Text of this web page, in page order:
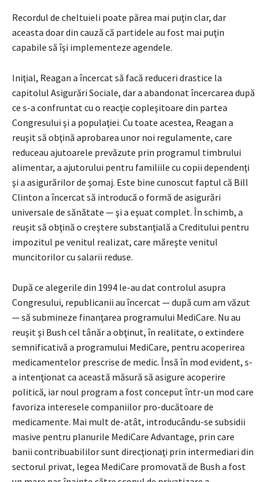
Recordul de cheltuieli poate părea mai puţin clar, dar
aceasta doar din cauză că partidele au fost mai puţin
capabile să îşi implementeze agendele.
Iniţial, Reagan a încercat să facă reduceri drastice la
capitolul Asigurări Sociale, dar a abandonat încercarea după
ce s-a confruntat cu o reacţie copleşitoare din partea
Congresului şi a populaţiei. Cu toate acestea, Reagan a
reuşit să obţină aprobarea unor noi regulamente, care
reduceau ajutoarele prevăzute prin programul timbrului
alimentar, a ajutorului pentru familiile cu copii dependenţi
şi a asigurărilor de şomaj. Este bine cunoscut faptul că Bill
Clinton a încercat să introducă o formă de asigurări
universale de sănătate — şi a eşuat complet. În schimb, a
reuşit să obţină o creştere substanţială a Creditului pentru
impozitul pe venitul realizat, care măreşte venitul
muncitorilor cu salarii reduse.
După ce alegerile din 1994 le-au dat controlul asupra
Congresului, republicanii au încercat — după cum am văzut
— să submineze finanţarea programului MediCare. Nu au
reuşit şi Bush cel tânăr a obţinut, în realitate, o extindere
semnificativă a programului MediCare, pentru acoperirea
medicamentelor prescrise de medic. Însă în mod evident, s-
a intenţionat ca această măsură să asigure acoperire
politică, iar noul program a fost conceput într-un mod care
favoriza interesele companiilor pro-ducătoare de
medicamente. Mai mult de-atât, introducându-se subsidii
masive pentru planurile MediCare Advantage, prin care
banii contribuabililor sunt direcţionaţi prin intermediari din
sectorul privat, legea MediCare promovată de Bush a fost